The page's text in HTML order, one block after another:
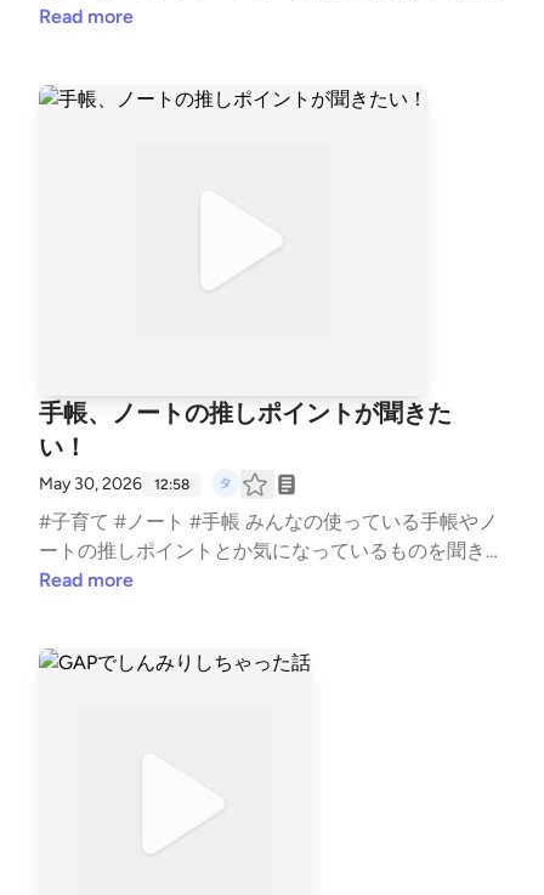
s://stand.fm/channels/5e0a1c5ee0b4ae817e2a30cf
Read more
手帳、ノートの推しポイントが聞きた
い！
May 30, 2026 12:58
#子育て #ノート #手帳 みんなの使っている手帳やノ
ートの推しポイントとか気になっているものを聞きた
い♡ --- stand.fmでは、この放送にいいね・コメン
Read more